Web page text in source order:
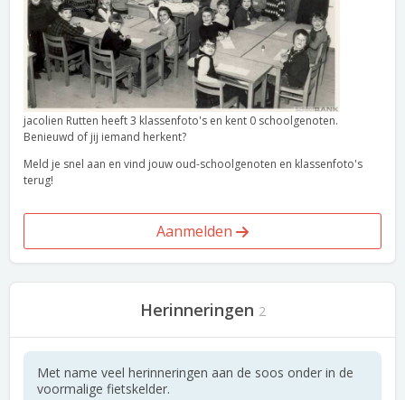
jacolien Rutten heeft 3 klassenfoto's en kent 0 schoolgenoten.
Benieuwd of jij iemand herkent?
Meld je snel aan en vind jouw oud-schoolgenoten en klassenfoto's
terug!
Aanmelden
Herinneringen 2
Met name veel herinneringen aan de soos onder in de
voormalige fietskelder.